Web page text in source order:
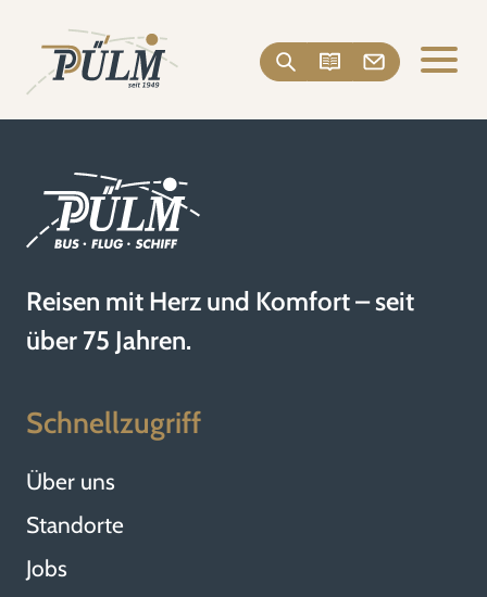
Reisen mit Herz und Komfort – seit
über 75 Jahren.
Schnellzugriff
Über uns
Standorte
Jobs